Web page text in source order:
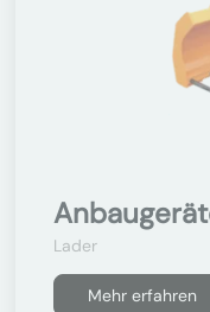
Lader
Mehr erfahren